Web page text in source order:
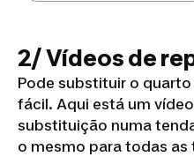
2/ Vídeos de
Pode substituir o
fácil. Aqui está um
substituição numa
o mesmo para todas as